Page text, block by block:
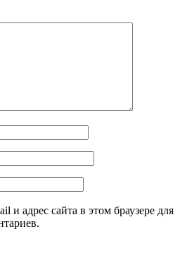
и адрес сайта в этом браузере для